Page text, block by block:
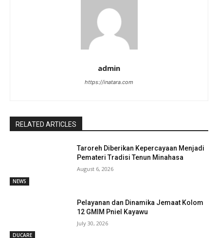
admin
https://inatara.com
RELATED ARTICLES
NEWS
Taroreh Diberikan Kepercayaan Menjadi
Pemateri Tradisi Tenun Minahasa
August 6, 2026
DUCARE
Pelayanan dan Dinamika Jemaat Kolom
12 GMIM Pniel Kayawu
July 30, 2026